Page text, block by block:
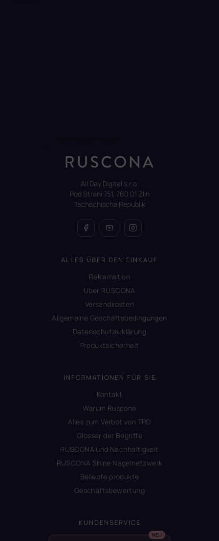
All Day Digital s.r.o.
Pod Strani 751, 760 01 Zlín
Tschechische Republik
ALLES ÜBER DEN EINKAUF
Reklamation
Uber RUSCONA
Versandkosten
Allgemeine Geschäftsbedingungen
Datenschutzerklärung
Produktsicherheit
INFORMATIONEN FÜR SIE
Kontakt
Warum Ruscona
Alles zum Verbot von TPO
Glossar der Begriffe
RUSCONA und Nachhaltigkeit
RUSCONA Shine Nagelnetzwerk
Beliebte produkte
Geschäftsbewertung
KUNDENSERVICE